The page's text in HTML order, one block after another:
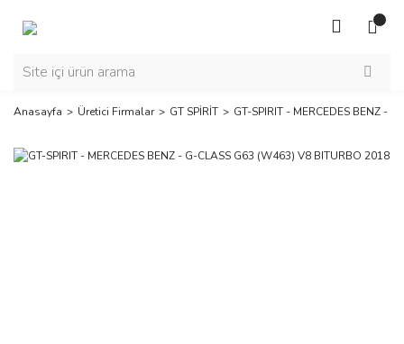
Anasayfa Üretici Firmalar GT SPİRİT GT-SPIRIT - MERCEDES BENZ -